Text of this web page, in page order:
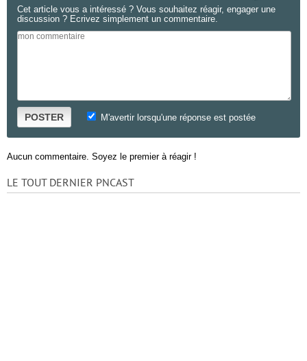
Cet article vous a intéressé ? Vous souhaitez réagir, engager une
discussion ? Ecrivez simplement un commentaire.
POSTER M'avertir lorsqu'une réponse est postée
Aucun commentaire. Soyez le premier à réagir !
LE TOUT DERNIER PNCAST